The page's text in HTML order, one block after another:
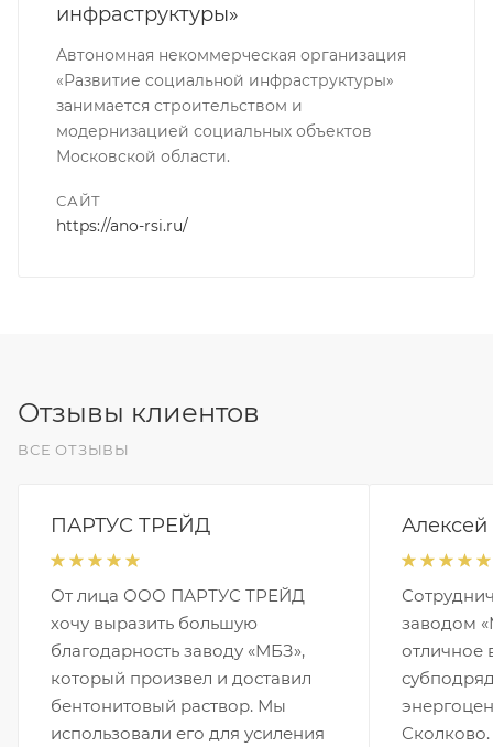
инфраструктуры»
Автономная некоммерческая организация
«Развитие социальной инфраструктуры»
занимается строительством и
модернизацией социальных объектов
Московской области.
САЙТ
https://ano-rsi.ru/
Отзывы клиентов
ВСЕ ОТЗЫВЫ
ПАРТУС ТРЕЙД
От лица ООО ПАРТУС ТРЕЙД
хочу выразить большую
благодарность заводу «МБЗ»,
который произвел и доставил
бентонитовый раствор. Мы
использовали его для усиления
заводом
отличное